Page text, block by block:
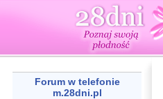
Forum w telefonie
m.28dni.pl